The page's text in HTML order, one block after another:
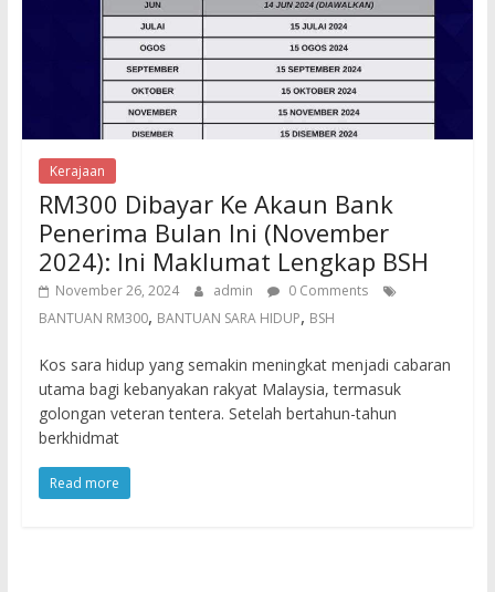
Kerajaan
RM300 Dibayar Ke Akaun Bank
Penerima Bulan Ini (November
2024): Ini Maklumat Lengkap BSH
November 26, 2024 admin
0 Comments
BANTUAN RM300, BANTUAN SARA HIDUP, BSH
Kos sara hidup yang semakin meningkat menjadi cabaran
utama bagi kebanyakan rakyat Malaysia, termasuk
golongan veteran tentera. Setelah bertahun-tahun
berkhidmat
Read more